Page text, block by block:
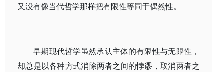
又没有像当代哲学那样把有限性等同于偶然性。
早期现代哲学虽然承认主体的有限性与无限性，
却总是以各种方式消除两者之间的悖谬，取消两者之